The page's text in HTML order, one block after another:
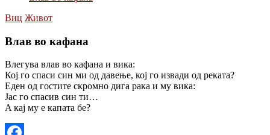
Виц Живот
Влав во кафана
Влегува влав во кафана и вика:
Кој го спаси син ми од давење, кој го извади од реката?
Eден од гостите скромно дига рака и му вика:
Јас го спасив син ти…
A кај му е капата бе?